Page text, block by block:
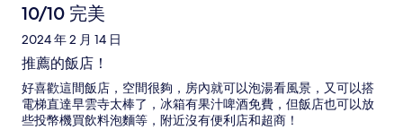
10/10 完美
2024 年 2 月 14 日
推薦的飯店！
好喜歡這間飯店，空間很夠，房內就可以泡湯看風景，又可以搭
電梯直達早雲寺太棒了，冰箱有果汁啤酒免費，但飯店也可以放
些投幣機買飲料泡麵等，附近沒有便利店和超商！